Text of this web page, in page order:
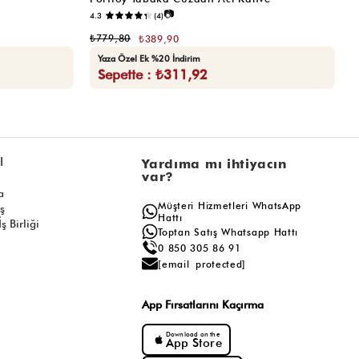
4.3 (4)📷
₺389,90
₺779,80
Yaza Özel Ek %20 İndirim
Sepette : ₺311,92
Birliği
Yardıma mı ihtiyacın
var?
Müşteri Hizmetleri WhatsApp
Hattı
Toptan Satış Whatsapp Hattı
0 850 305 86 91
[email protected]
App Fırsatlarını Kaçırma
Download on the
App Store